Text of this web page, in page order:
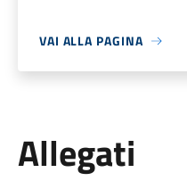
VAI ALLA PAGINA
Allegati